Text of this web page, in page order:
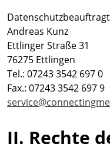
Andreas Kunz
Ettlinger Straße 31
76275 Ettlingen
Tel.: 07243 3542 697 0
Fax.: 07243 3542 697 9
II. Rechte